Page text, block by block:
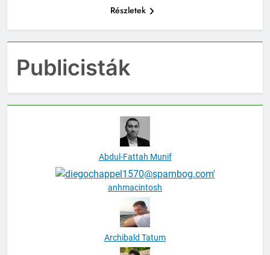
Részletek
Publicisták
Abdul-Fattah Munif
anhmacintosh
Archibald Tatum